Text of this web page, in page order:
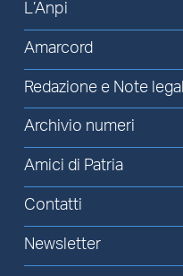
L’Anpi
Amarcord
Redazione e Note
Archivio numeri
Amici di Patria
Contatti
Newsletter